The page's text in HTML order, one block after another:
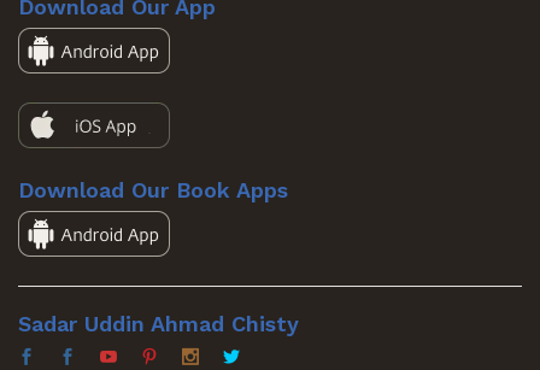
Download Our App
Download Our Book Apps
Sadar Uddin Ahmad Chisty